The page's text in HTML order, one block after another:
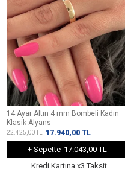
14 Ayar Altın 4 mm Bombeli Kadın
Klasik Alyans
22.425,00TL 17.940,00 TL
+ Sepette 17.043,00 TL
Kredi Kartına x3 Taksit